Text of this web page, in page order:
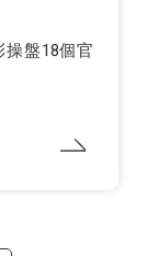
操盤18個官